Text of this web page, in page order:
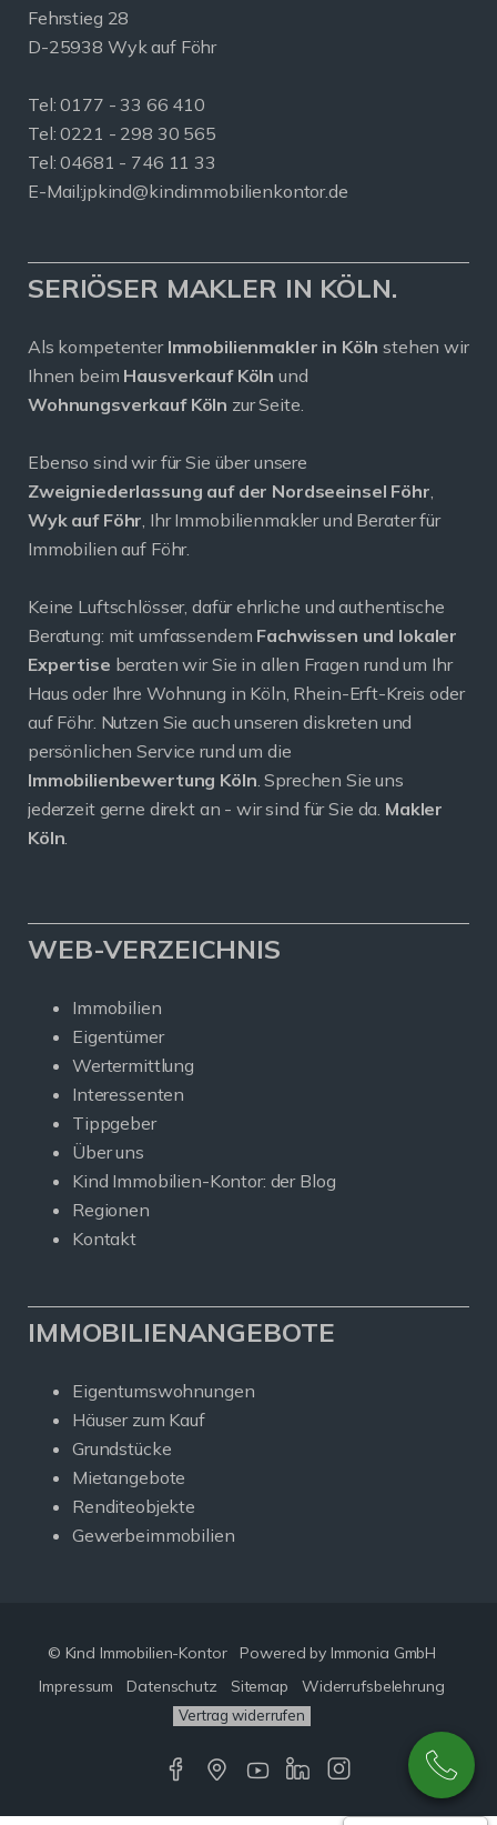
Fehrstieg 28
D-25938 Wyk auf Föhr
Tel:0177 - 33 66 410
Tel: 0221 - 298 30 565
Tel: 04681 - 746 11 33
E-Mail:jpkind@kindimmobilienkontor.de
SERIÖSER MAKLER IN KÖLN.
Als kompetenter Immobilienmakler in Köln stehen wir
Ihnen beim Hausverkauf Köln und
Wohnungsverkauf Köln zur Seite.
Ebenso sind wir für Sie über unsere
Zweigniederlassung auf der Nordseeinsel Föhr,
Wyk auf Föhr, Ihr Immobilienmakler und Berater für
Immobilien auf Föhr.
Keine Luftschlösser, dafür ehrliche und authentische
Beratung: mit umfassendem Fachwissen und lokaler
Expertise beraten wir Sie in allen Fragen rund um Ihr
Haus oder Ihre Wohnung in Köln, Rhein-Erft-Kreis oder
auf Föhr. Nutzen Sie auch unseren diskreten und
persönlichen Service rund um die
Immobilienbewertung Köln. Sprechen Sie uns
jederzeit gerne direkt an - wir sind für Sie da. Makler
Köln.
WEB-VERZEICHNIS
Immobilien
Eigentümer
Wertermittlung
Interessenten
Tippgeber
Über uns
Kind Immobilien-Kontor: der Blog
Regionen
Kontakt
IMMOBILIENANGEBOTE
Eigentumswohnungen
Häuser zum Kauf
Grundstücke
Mietangebote
Renditeobjekte
Gewerbeimmobilien
© Kind Immobilien-Kontor
Powered by Immonia GmbH
Impressum
Datenschutz Sitemap Widerrufsbelehrung
Vertrag widerrufen